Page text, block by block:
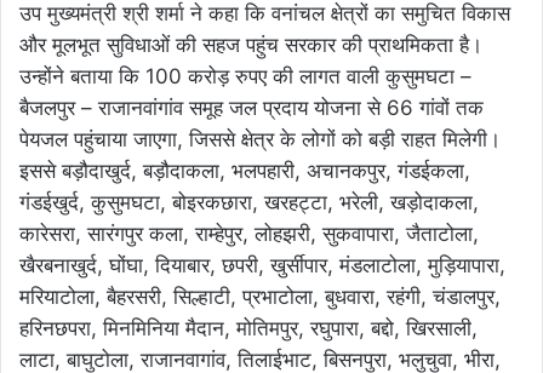
उप मुख्यमंत्री श्री शर्मा ने कहा कि वनांचल क्षेत्रों का समुचित विकास
और मूलभूत सुविधाओं की सहज पहुंच सरकार की प्राथमिकता है।
उन्होंने बताया कि 100 करोड़ रुपए की लागत वाली कुसुमघटा –
बैजलपुर – राजानवांगांव समूह जल प्रदाय योजना से 66 गांवों तक
पेयजल पहुंचाया जाएगा, जिससे क्षेत्र के लोगों को बड़ी राहत मिलेगी।
इससे बड़ौदाखुर्द, बड़ौदाकला, भलपहारी, अचानकपुर, गंडईकला,
गंडईखुर्द, कुसुमघटा, बोइरकछारा, खरहट्टा, भरेली, खड़ोदाकला,
कारेसरा, सारंगपुर कला, राम्हेपुर, लोहझरी, सुकवापारा, जैताटोला,
खैरबनाखुर्द, घोंघा, दियाबार, छपरी, खुर्सीपार, मंडलाटोला, मुड़ियापारा,
मरियाटोला, बैहरसरी, सिल्हाटी, प्रभाटोला, बुधवारा, रहंगी, चंडालपुर,
हरिनछपरा, मिनमिनिया मैदान, मोतिमपुर, रघुपारा, बद्दो, खिरसाली,
लाटा, बाघुटोला, राजानवागांव, तिलाईभाट, बिसनपुरा, भलुचुवा, भीरा,